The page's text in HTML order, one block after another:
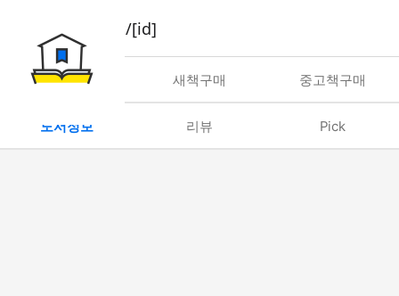
book/rent/[id]
대여 새책구매 중고책구매
도서정보 리뷰 Pick